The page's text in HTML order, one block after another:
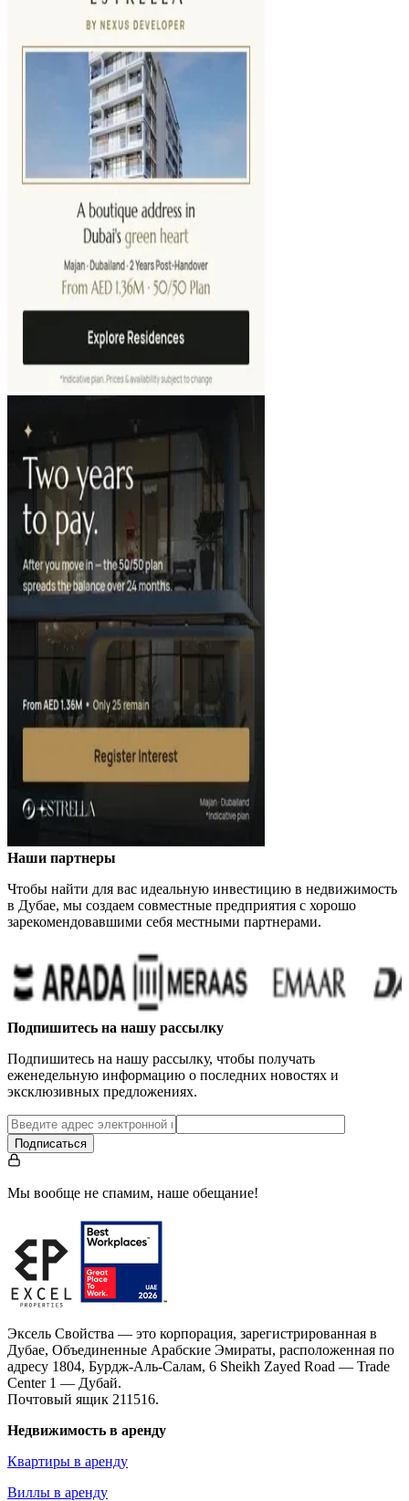
Наши партнеры
Чтобы найти для вас идеальную инвестицию в недвижимость
в Дубае, мы создаем совместные предприятия с хорошо
зарекомендовавшими себя местными партнерами.
Подпишитесь на нашу рассылку
Подпишитесь на нашу рассылку, чтобы получать
еженедельную информацию о последних новостях и
эксклюзивных предложениях.
Подписаться
Мы вообще не спамим, наше обещание!
Эксель Свойства — это корпорация, зарегистрированная в
Дубае, Объединенные Арабские Эмираты, расположенная по
адресу 1804, Бурдж-Аль-Салам, 6 Sheikh Zayed Road — Trade
Center 1 — Дубай.
Почтовый ящик 211516.
Недвижимость в аренду
Квартиры в аренду
Виллы в аренду